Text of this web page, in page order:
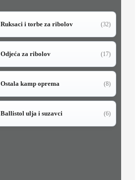
Ruksaci i torbe za ribolov (32)
Odjeća za ribolov (17)
Ostala kamp oprema (8)
Ballistol ulja i suzavci (6)